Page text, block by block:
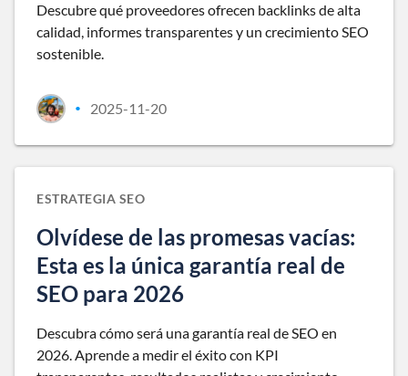
Descubre qué proveedores ofrecen backlinks de alta
calidad, informes transparentes y un crecimiento SEO
sostenible.
• 2025-11-20
ESTRATEGIA SEO
Olvídese de las promesas vacías:
Esta es la única garantía real de
SEO para 2026
Descubra cómo será una garantía real de SEO en
2026. Aprende a medir el éxito con KPI